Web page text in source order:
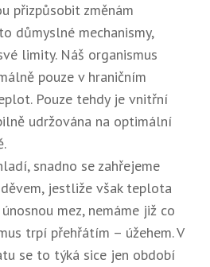
přizpůsobit změnám
důmyslné mechanismy,
limity. Náš organismus
pouze v hraničním
Pouze tehdy je vnitřní
udržována na optimální
snadno se zahřejeme
jestliže však teplota
mez, nemáme již co
trpí přehřátím – úžehem. V
se to týká sice jen období